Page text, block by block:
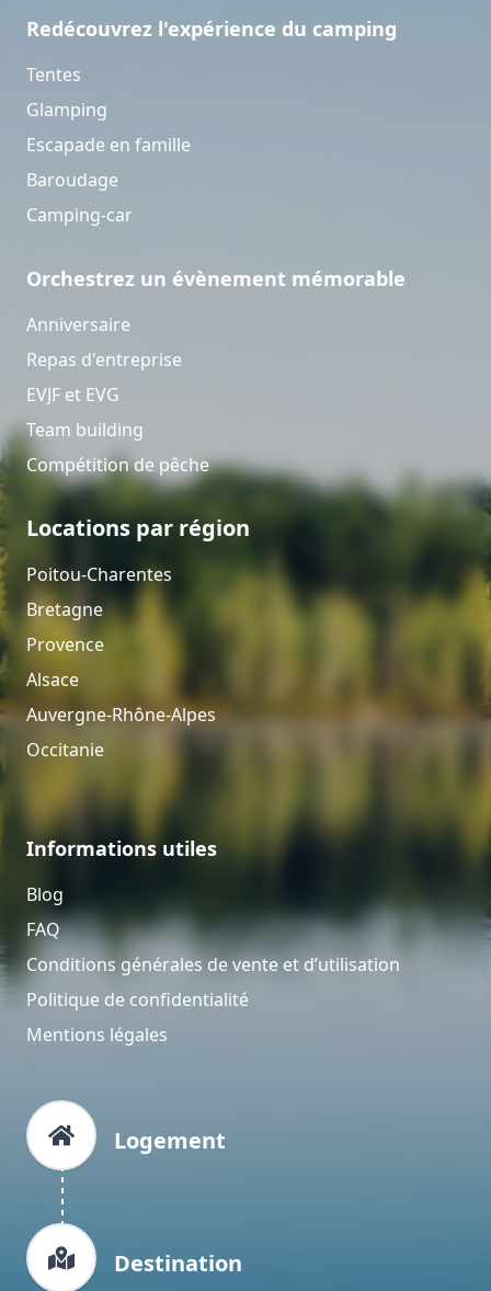
Redécouvrez l'expérience du camping
Tentes
Glamping
Escapade en famille
Baroudage
Camping-car
Orchestrez un évènement mémorable
Anniversaire
Repas d'entreprise
EVJF et EVG
Team building
Compétition de pêche
Locations par région
Poitou-Charentes
Bretagne
Provence
Alsace
Auvergne-Rhône-Alpes
Occitanie
Informations utiles
Blog
FAQ
Conditions générales de vente et d’utilisation
Politique de confidentialité
Mentions légales
Logement
Destination